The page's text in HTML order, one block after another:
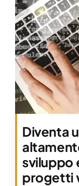
PAR GOL
Contatti
Diventa
sviluppo
progetti